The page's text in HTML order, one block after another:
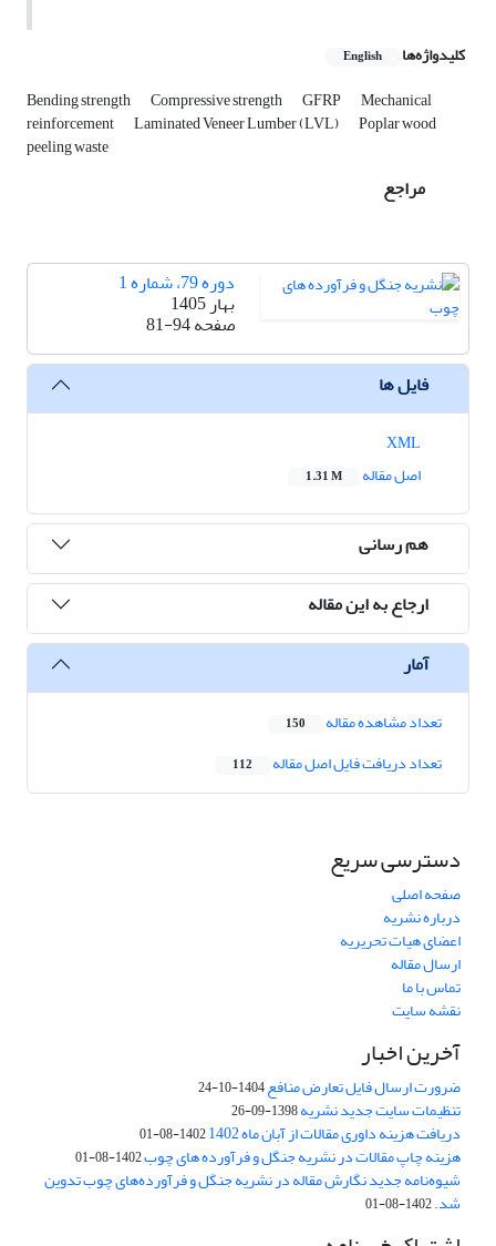
کلیدواژه‌ها English
Bending strength Compressive strength GFRP Mechanical
reinforcement Laminated Veneer Lumber (LVL) Poplar wood
peeling waste
مراجع
دوره 79، شماره 1
بهار 1405
صفحه81-94
فایل ها
اصل مقاله
1.31 M
هم رسانی
ارجاع به این مقاله
آمار
تعداد مشاهده مقاله 150
تعداد دریافت فایل اصل مقاله 112
دسترسی سریع
صفحه اصلی
درباره نشریه
اعضای هیات تحریریه
ارسال مقاله
تماس با ما
نقشه سایت
آخرین اخبار
ضرورت ارسال فایل تعارض منافع1404-10-24
تنظیمات سایت جدید نشریه1398-09-26
دریافت هزینه داوری مقالات از آبان ماه 1402 1402-08-01
هزینه چاپ مقالات در نشریه جنگل و فرآورده های چوب1402-08-01
شیوه‌نامه جدید نگارش مقاله در نشریه جنگل و فرآورده‌های چوب تدوین
شد.1402-08-01